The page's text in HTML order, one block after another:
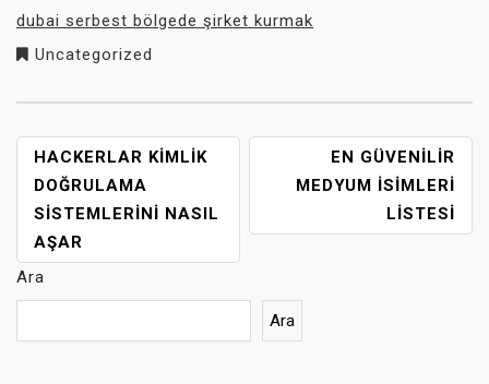
dubai serbest bölgede şirket kurmak
Uncategorized
YAZI
GEZINMESI
HACKERLAR KIMLIK
DOĞRULAMA
SISTEMLERINI NASIL
AŞAR
EN GÜVENILIR
MEDYUM ISIMLERI
LISTESI
Ara
Ara